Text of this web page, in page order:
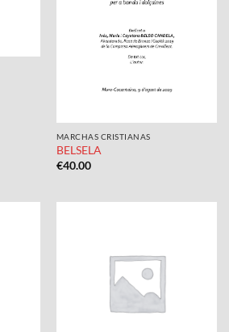
MARCHAS CRISTIANAS
BELSELA
€40.00